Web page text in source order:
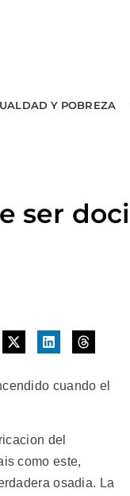
Y POBREZA
ser
cuando el
del
como este,
osadia. La